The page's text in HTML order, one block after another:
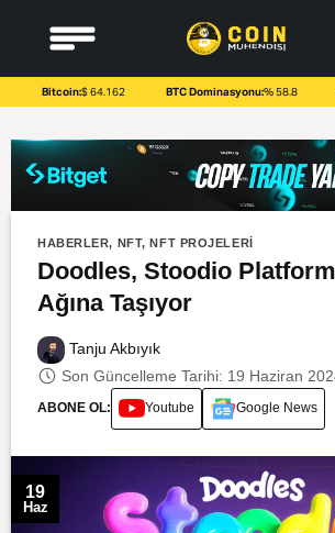
content
Bitcoin:$ 64.162 BTC Dominasyonu:% 58.8
HABERLER, NFT,NFT PROJELERI
Doodles, Stoodio
Ağına Taşıyor
Tanju Akbıyık
Son Güncelleme Tarihi: 19 Haziran
ABONE OL: Youtube Google News
19
Haz